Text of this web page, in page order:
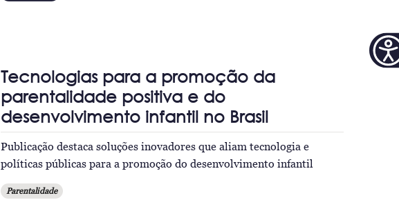
Tecnologias para a promoção da
parentalidade positiva e do
desenvolvimento infantil no Brasil
Publicação destaca soluções inovadores que aliam tecnologia e
políticas públicas para a promoção do desenvolvimento infantil
Parentalidade